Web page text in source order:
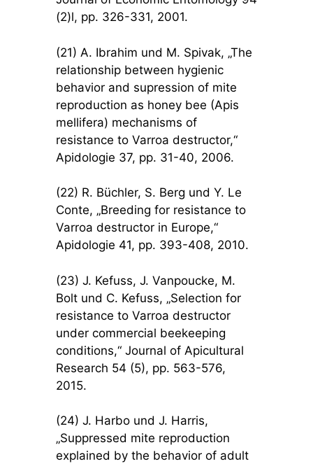
(2)l, pp. 326-331, 2001.
(21) A. Ibrahim und M. Spivak, „The
relationship between hygienic
behavior and supression of mite
reproduction as honey bee (Apis
mellifera) mechanisms of
resistance to Varroa destructor,“
Apidologie 37, pp. 31-40, 2006.
(22) R. Büchler, S. Berg und Y. Le
Conte, „Breeding for resistance to
Varroa destructor in Europe,“
Apidologie 41, pp. 393-408, 2010.
(23) J. Kefuss, J. Vanpoucke, M.
Bolt und C. Kefuss, „Selection for
resistance to Varroa destructor
under commercial beekeeping
conditions,“ Journal of Apicultural
Research 54 (5), pp. 563-576,
2015.
(24) J. Harbo und J. Harris,
„Suppressed mite reproduction
explained by the behavior of adult